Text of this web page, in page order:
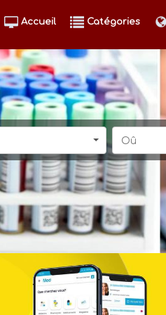
Accueil Catégories
Oû